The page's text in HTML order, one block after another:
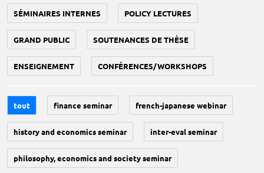
SÉMINAIRES INTERNES POLICY LECTURES
GRAND PUBLIC SOUTENANCES DE THÈSE
ENSEIGNEMENT CONFÉRENCES/WORKSHOPS
tout finance seminar french-japanese webinar
history and economics seminar inter-eval seminar
philosophy, economics and society seminar